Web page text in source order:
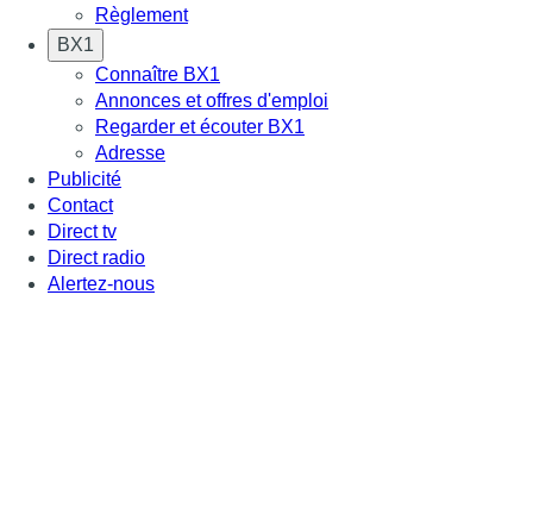
Règlement
BX1
Connaître BX1
Annonces et offres d'emploi
Regarder et écouter BX1
Adresse
Publicité
Contact
Direct tv
Direct radio
Alertez-nous